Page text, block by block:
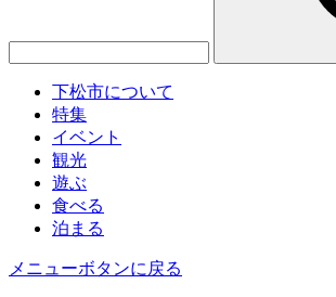
下松市について
特集
イベント
観光
遊ぶ
食べる
泊まる
メニューボタンに戻る